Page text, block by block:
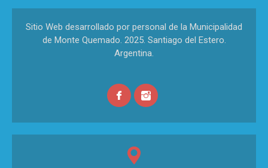
Sitio Web desarrollado por personal de la Municipalidad
de Monte Quemado. 2025. Santiago del Estero.
Argentina.